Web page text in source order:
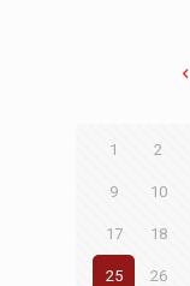
1 2
9 10
17 18
25 26